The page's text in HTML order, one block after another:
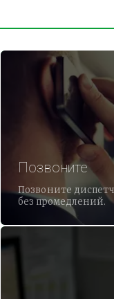
Позвоните
Позвоните
без промедлений.